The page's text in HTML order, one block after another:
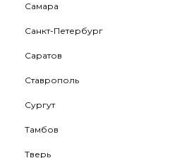
Самара
Санкт-Петербург
Саратов
Ставрополь
Сургут
Тамбов
Тверь